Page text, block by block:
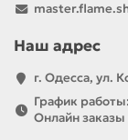
Наш адрес
г. Одесса, ул.
График
Онлайн